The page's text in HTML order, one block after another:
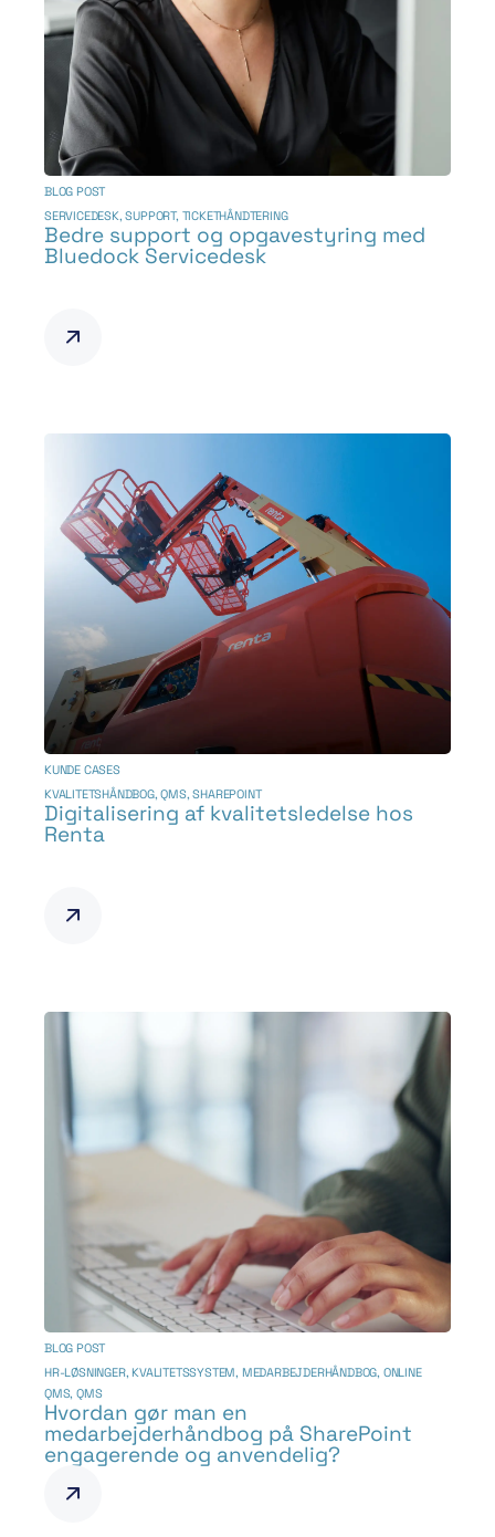
BLOG POST
SERVICEDESK,SUPPORT, TICKETHÅNDTERING
Bedre support og opgavestyring med
Bluedock Servicedesk
KUNDE CASES
KVALITETSHÅNDBOG,QMS,SHAREPOINT
Digitalisering af kvalitetsledelse hos
Renta
BLOG POST
HR-LØSNINGER,KVALITETSSYSTEM, MEDARBEJDERHÅNDBOG, ONLINE
QMS,QMS
Hvordan gør man en
medarbejderhåndbog på SharePoint
engagerende og anvendelig?